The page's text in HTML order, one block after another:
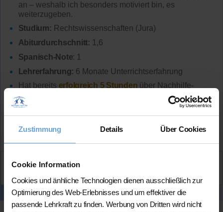
Zustimmung Details Über Cookies
Cookie Information
Cookies und änhliche Technologien dienen ausschließlich zur
Optimierung des Web-Erlebnisses und um effektiver die
passende Lehrkraft zu finden. Werbung von Dritten wird nicht
an – weshalb ich besonders motiviert bin, es
weiterzugeben.
Studium: Rechtswissenschaften (Jura)
Abiturdurchschnitt: 1,6
Spanisch-Note: 1
Lehrerfahrung: 6 Monate Unterrichtserfahrung
Hat bereits erfolgreich 5 Stunden über Nachhilfe-
Team.net unterrichtet
Mehr Infos